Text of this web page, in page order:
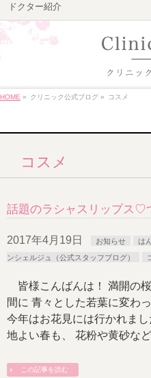
ドクター紹介
HOME » クリニック公式ブログ » コスメ
コスメ
話題のラシャスリップス♡
2017年4月19日 お知らせ
は
ンシェルジュ（公式スタッフブログ）
皆様こんばんは！ 満開の
間に 青々とした若葉に変わ
今年はお花見には行かれまし
地よい春も、 花粉や黄砂な
この記事を読む